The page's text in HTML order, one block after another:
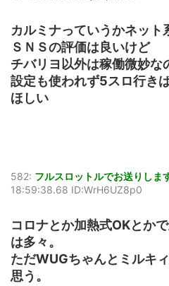
カルミナっていうかネット
ＳＮＳの評価は良いけど
チバリヨ以外は稼働微妙な
設定も使われず5スロ行き
ほしい
582: フルスロットルでお送りしま
18:59:38.68 ID:WrH6UZ8p0
コロナとか加熱式OKとか
は多々。
ただWUGちゃんとミルキ
思う。